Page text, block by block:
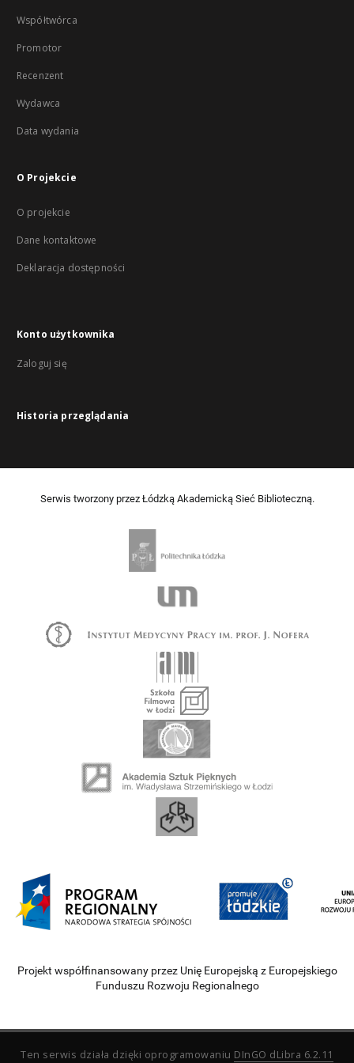
Współtwórca
Promotor
Recenzent
Wydawca
Data wydania
O Projekcie
O projekcie
Dane kontaktowe
Deklaracja dostępności
Konto użytkownika
Zaloguj się
Historia przeglądania
Serwis tworzony przez Łódzką Akademicką Sieć Biblioteczną.
Projekt współfinansowany przez Unię Europejską z Europejskiego
Funduszu Rozwoju Regionalnego
Ten serwis działa dzięki oprogramowaniu DInGO dLibra 6.2.11